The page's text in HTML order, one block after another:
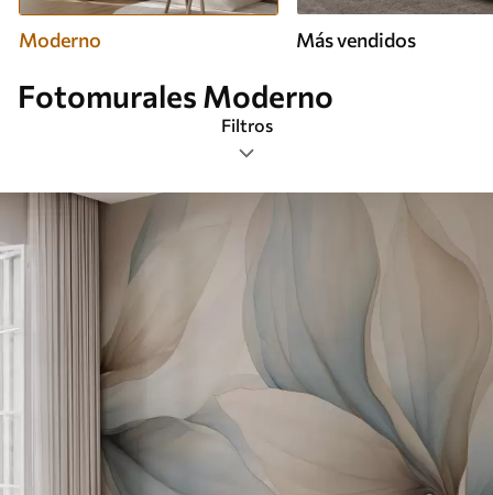
Moderno Más vendidos
Fotomurales Moderno
Filtros
Etiquetas
Borrar todos los filtros